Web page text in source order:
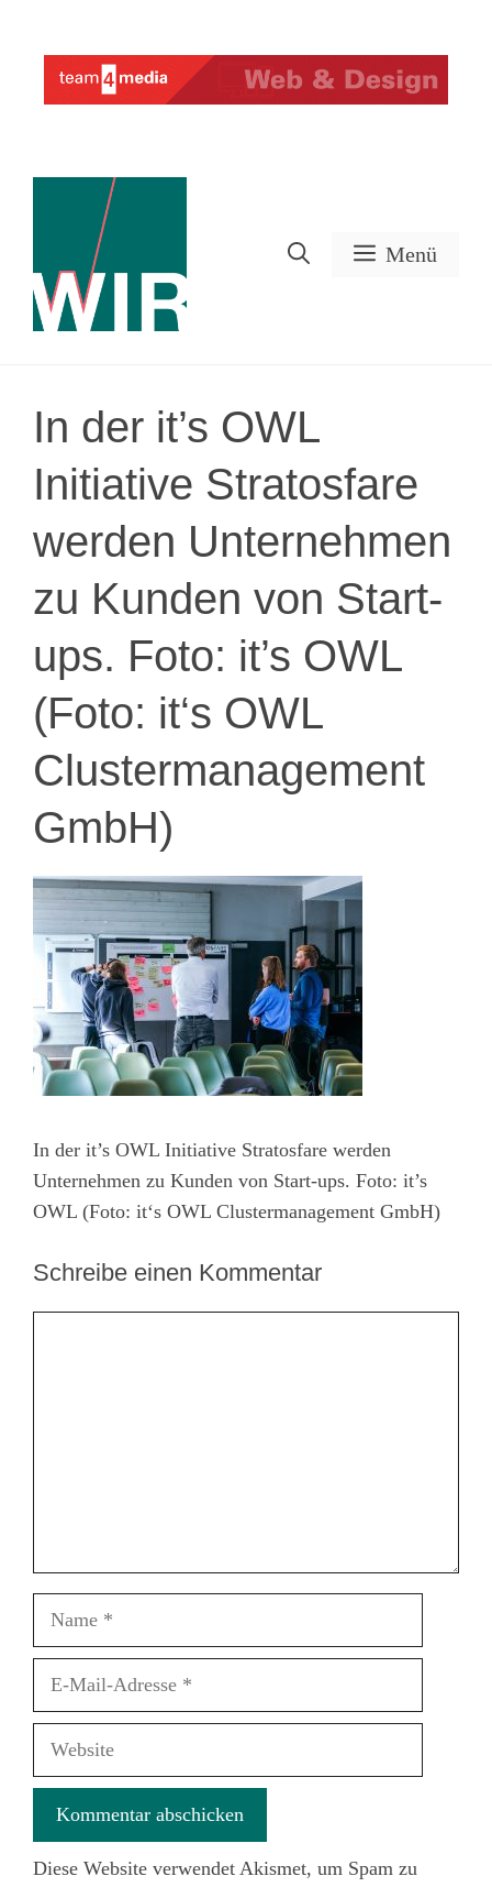
springen
Menü
In der it’s OWL
Initiative Stratosfare
werden Unternehmen
zu Kunden von Start-
ups. Foto: it’s OWL
(Foto: it‘s OWL
Clustermanagement
GmbH)
In der it’s OWL Initiative Stratosfare werden
Unternehmen zu Kunden von Start-ups. Foto: it’s
OWL (Foto: it‘s OWL Clustermanagement GmbH)
Schreibe einen Kommentar
Name
Website
Diese Website verwendet Akismet, um Spam zu